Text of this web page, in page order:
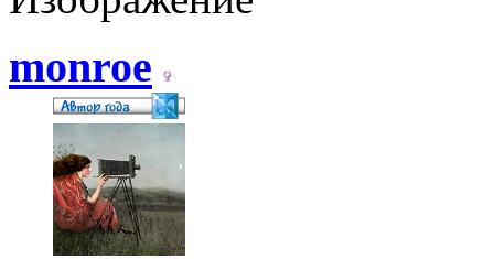
monroe